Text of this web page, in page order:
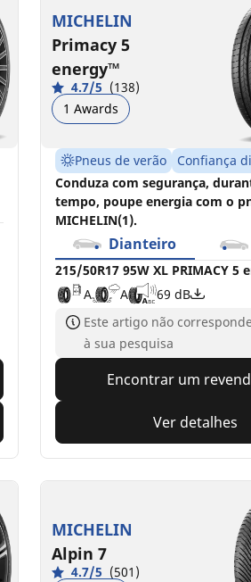
MICHELIN
Primacy 5
energy™
4.7/5 (138)
1 Awards
Pneus de verão
Confiança
Conduza com segurança,
tempo, poupe energia com o
MICHELIN(1).
Dianteiro
215/50R17 95W XL PRIMACY 5
A
A 69 dB
PRIMACY 5 energy
A
Este artigo não
à sua pesquisa
Encontrar um
Ver detalhes
MICHELIN
Alpin 7
4.7/5 (501)
C
B